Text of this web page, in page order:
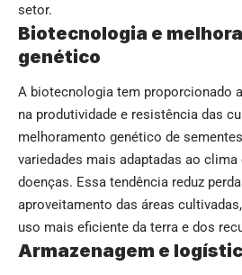
setor.
Biotecnologia e
genético
A biotecnologia tem proporcionado
na produtividade e resistência das
melhoramento genético de
variedades mais adaptadas ao
doenças. Essa tendência reduz
aproveitamento das áreas
uso mais eficiente da terra e dos
Armazenagem e